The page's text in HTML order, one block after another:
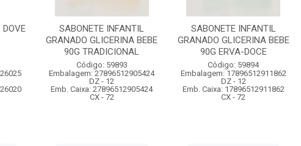
SABONETE INFANTIL
GRANADO GLICERINA BEBE
90G TRADICIONAL
Código: 59893
Embalagem: 27896512905424
DZ - 12
Emb. Caixa: 27896512905424
CX - 72
SABONETE INFANTIL
GRANADO GLICERINA BEBE
90G ERVA-DOCE
Código: 59894
Embalagem: 17896512911862
DZ - 12
Emb. Caixa: 17896512911862
CX - 72